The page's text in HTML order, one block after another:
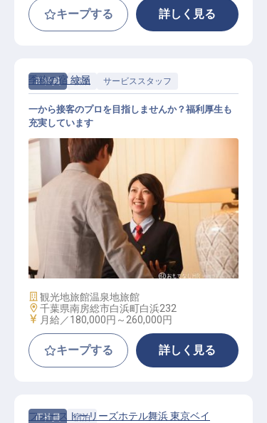
キープする 詳しく見る
正社員 宿泊 サービススタッフ
マルチジョブスタッフ
季粋の宿 紋屋
一から接客のプロを目指しませんか？福利厚生も
充実しています
施設業態
観光地旅館温泉地旅館
勤務地
千葉県南房総市白浜町白浜232
給与
月給／180,000円～ 260,000円
キープする 詳しく見る
正社員
宿泊
フォーストーリーズホテル舞浜 東京ベイ